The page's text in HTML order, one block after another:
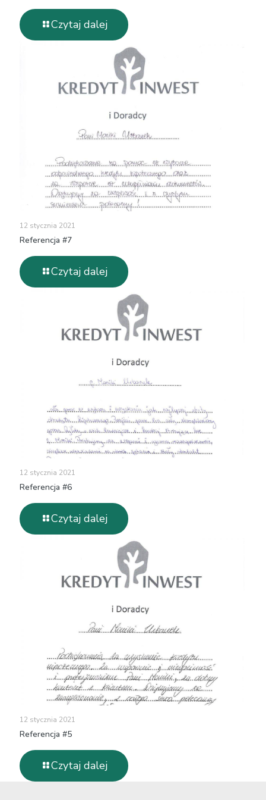
Czytaj dalej
12 stycznia 2021
Referencja #7
Czytaj dalej
12 stycznia 2021
Referencja #6
Czytaj dalej
12 stycznia 2021
Referencja #5
Czytaj dalej